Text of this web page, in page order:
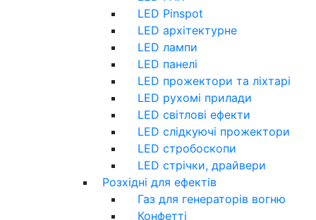
LED Pinspot
LED архітектурне
LED лампи
LED панелі
LED прожектори та ліхтарі
LED рухомі прилади
LED світлові ефекти
LED слідкуючі прожектори
LED стробоскопи
LED стрічки, драйвери
Розхідні для ефектів
Газ для генераторів вогню
Конфетті